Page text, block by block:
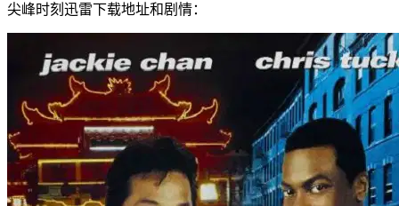
尖峰时刻迅雷下载地址和剧情：